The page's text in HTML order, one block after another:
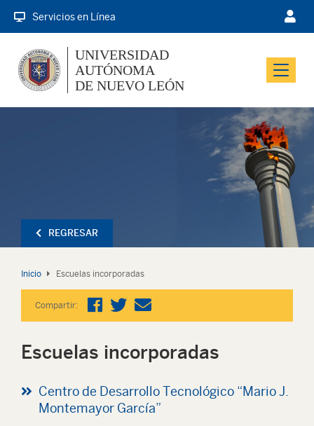
Servicios en Línea
Menu
UNIVERSIDAD
AUTÓNOMA
DE NUEVO LEÓN
REGRESAR
Inicio Escuelas incorporadas
Compartir:
Escuelas incorporadas
Centro de Desarrollo Tecnológico “Mario J.
Montemayor García”